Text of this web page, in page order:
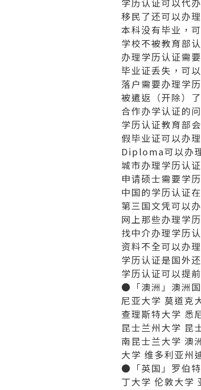
移民了还可以办
本科没有毕业，
学校不被教育部
办理学历认证需
毕业证丢失，可
落户需要办理学
被遣返（开除）
合作办学认证的
学历认证教育部
假毕业证可以办
Diploma可以办
城市办理学历认
申请硕士需要学
中国的学历认证
第三国文凭可以
网上那些办理学
找中介办理学历
资料不全可以办
学历认证是国外
学历认证可以提
●「澳洲」澳洲
尼亚大学 莫道克
查理斯特大学 悉
昆士兰州大学 昆
南昆士兰大学 澳
大学 维多利亚州
●「英国」罗伯
丁大学 伦敦大学